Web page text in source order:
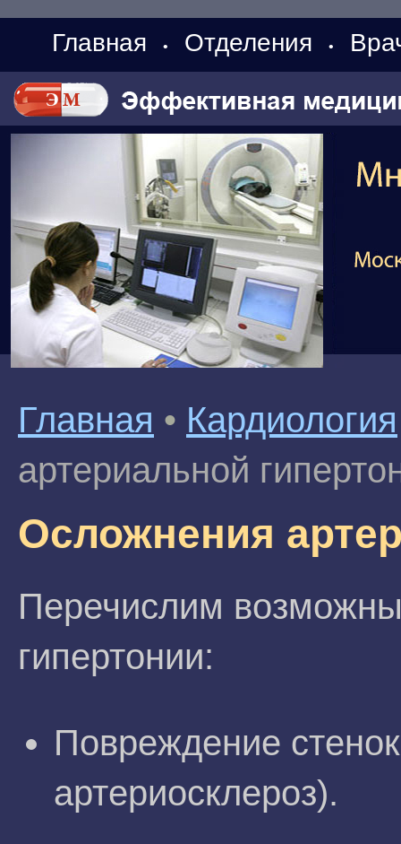
Главная • Отделения •
Главная • Кардиология
артериальной
Осложнения
Перечислим
гипертонии:
Повреждение
артериосклероз).